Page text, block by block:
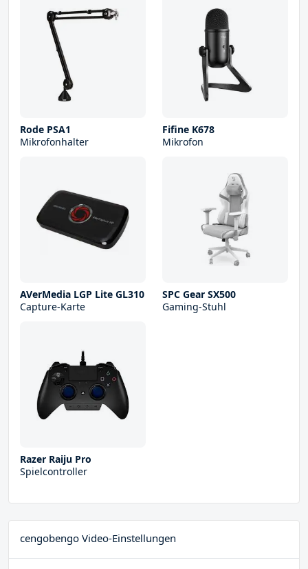
Rode PSA1
Mikrofonhalter
Fifine K678
Mikrofon
AVerMedia LGP Lite GL310
Capture-Karte
SPC Gear SX500
Gaming-Stuhl
Razer Raiju Pro
Spielcontroller
cengobengo Video-Einstellungen